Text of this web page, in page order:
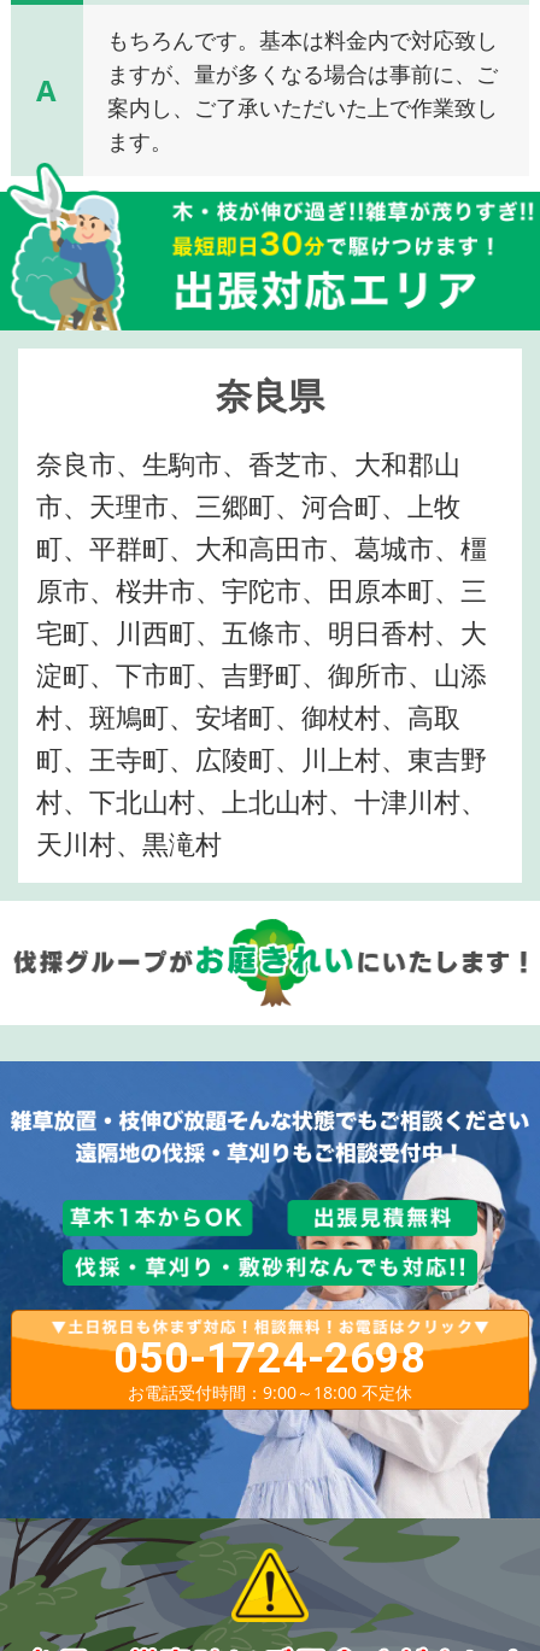
A
もちろんです。基本は料金内で対応致し
ますが、量が多くなる場合は事前に、ご
案内し、ご了承いただいた上で作業致し
ます。
奈良県
奈良市、生駒市、香芝市、大和郡山
市、天理市、三郷町、河合町、上牧
町、平群町、大和高田市、葛城市、橿
原市、桜井市、宇陀市、田原本町、三
宅町、川西町、五條市、明日香村、大
淀町、下市町、吉野町、御所市、山添
村、斑鳩町、安堵町、御杖村、高取
町、王寺町、広陵町、川上村、東吉野
村、下北山村、上北山村、十津川村、
天川村、黒滝村
050-1724-2698
お電話受付時間：9:00～18:00 不定休